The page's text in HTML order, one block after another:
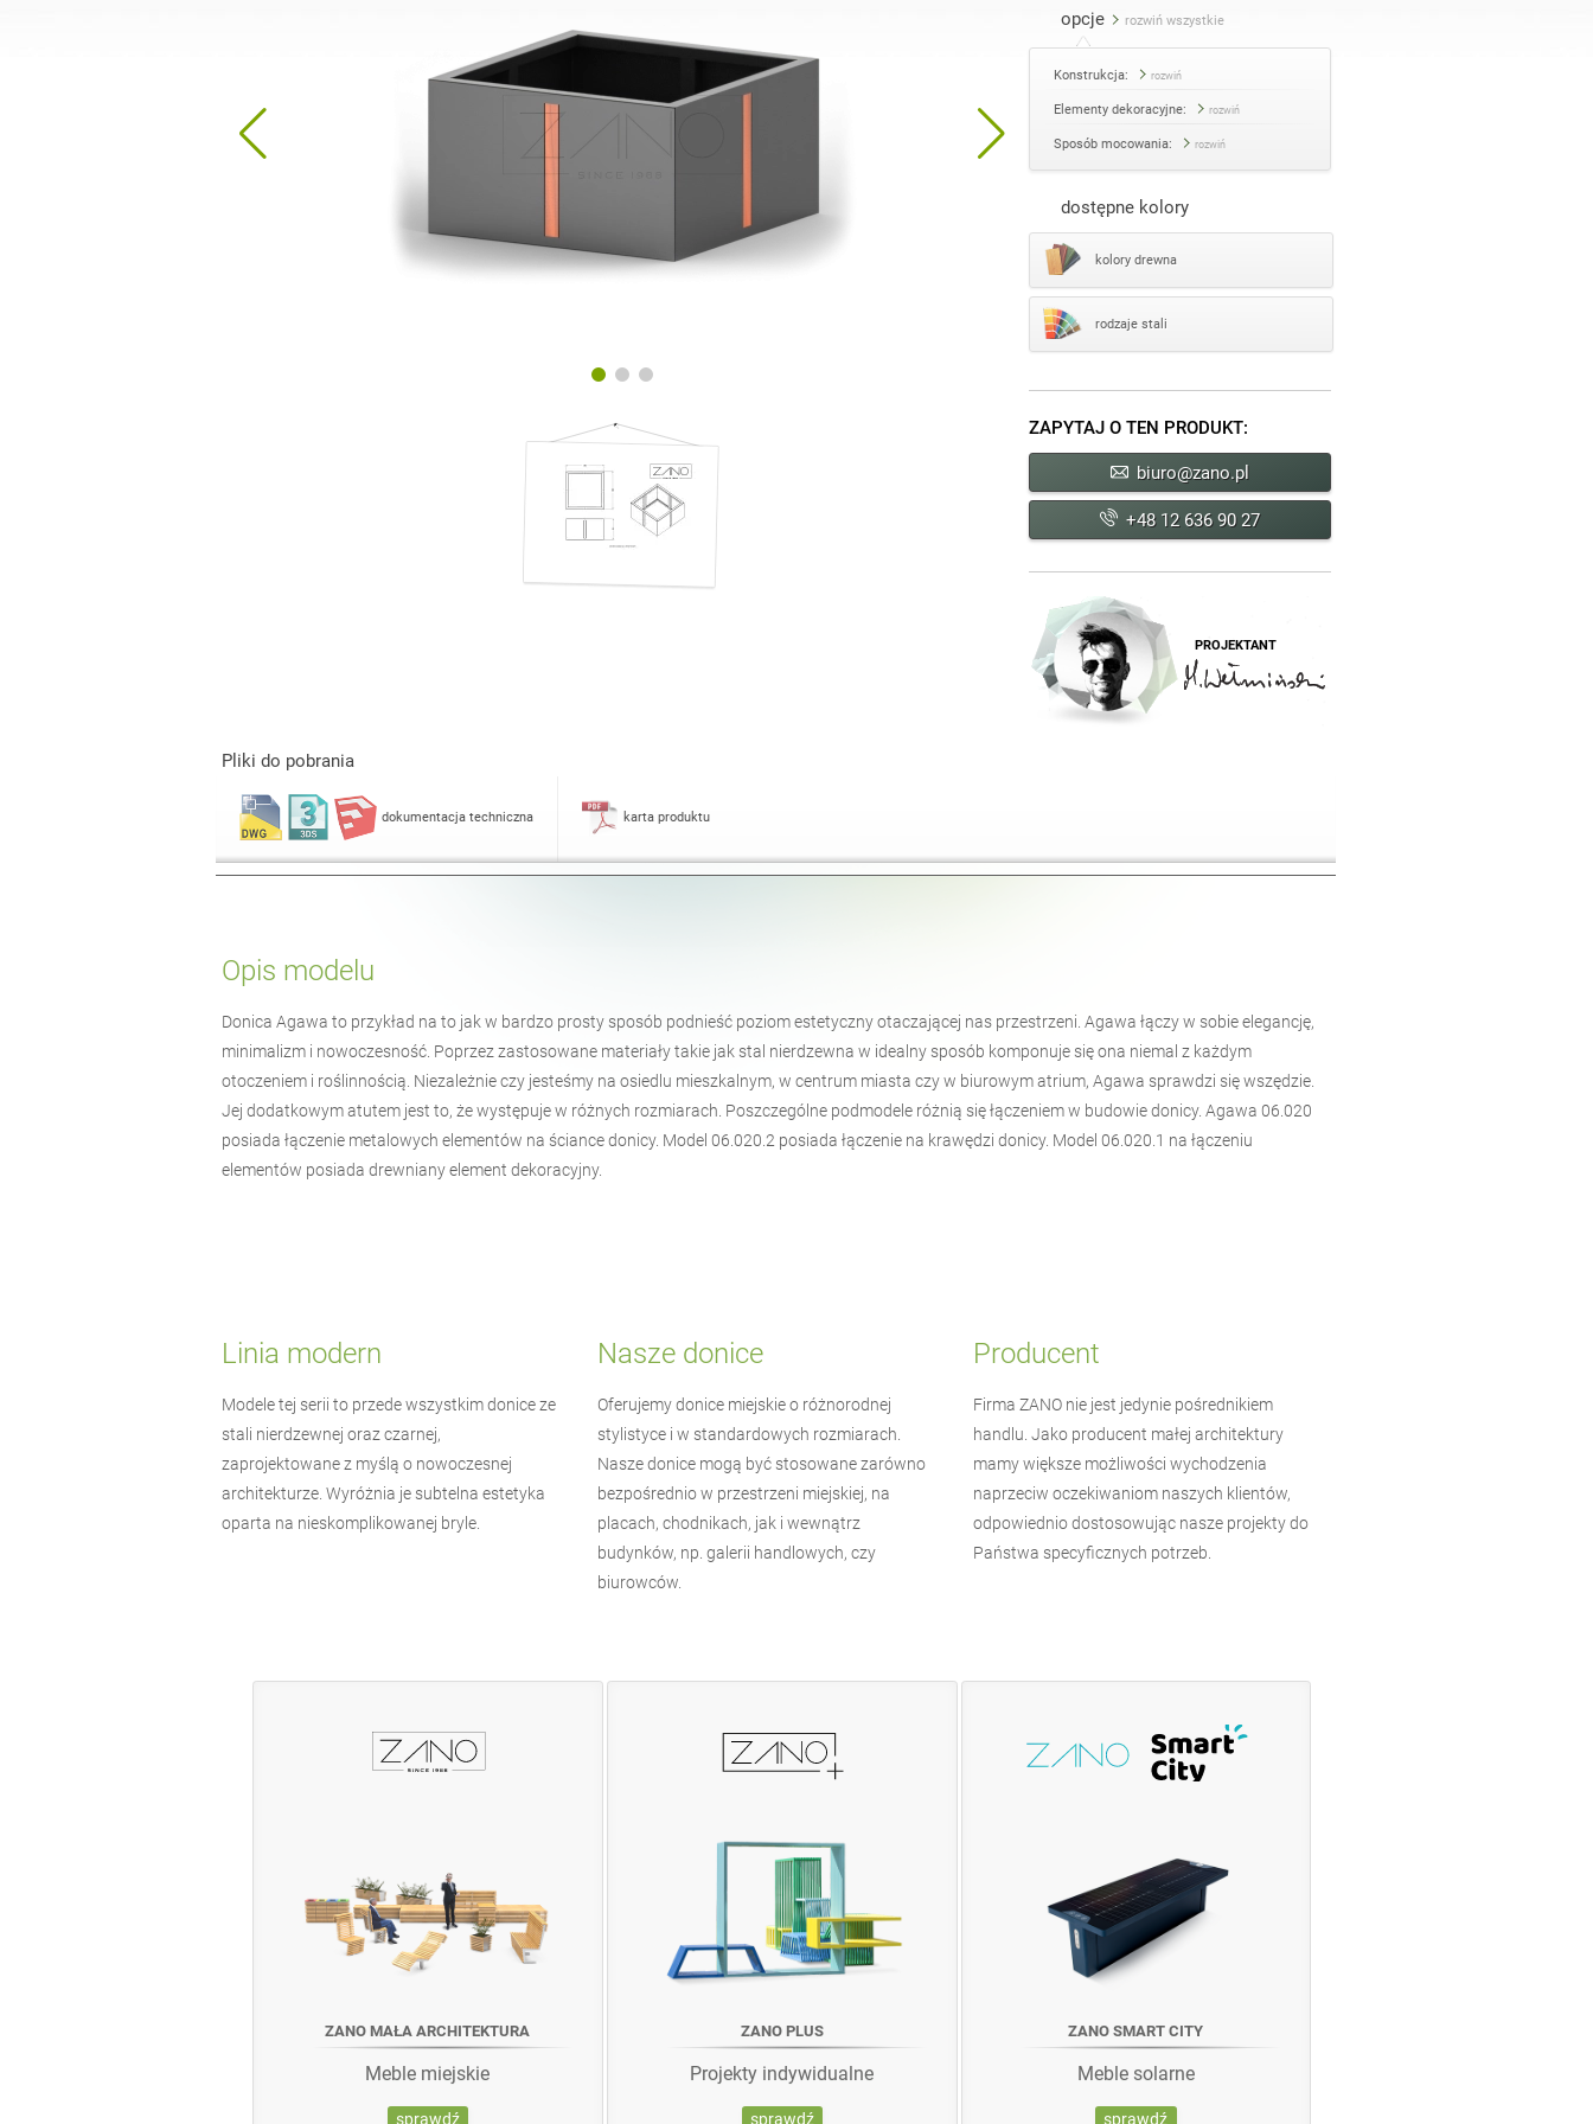
opcje rozwiń wszystkie
Konstrukcja: rozwiń
Elementy dekoracyjne: rozwiń
Sposób mocowania: rozwiń
dostępne kolory
kolory drewna
rodzaje stali
ZAPYTAJ O TEN PRODUKT:
biuro@zano.pl
+48 12 636 90 27
PROJEKTANT
Pliki do pobrania
dokumentacja techniczna karta produktu
Opis modelu
Donica Agawa to przykład na to jak w bardzo prosty sposób podnieść poziom estetyczny otaczającej nas przestrzeni. Agawa łączy w sobie elegancję,
minimalizm i nowoczesność. Poprzez zastosowane materiały takie jak stal nierdzewna w idealny sposób komponuje się ona niemal z każdym
otoczeniem i roślinnością. Niezależnie czy jesteśmy na osiedlu mieszkalnym, w centrum miasta czy w biurowym atrium, Agawa sprawdzi się wszędzie.
Jej dodatkowym atutem jest to, że występuje w różnych rozmiarach. Poszczególne podmodele różnią się łączeniem w budowie donicy. Agawa 06.020
posiada łączenie metalowych elementów na ściance donicy. Model 06.020.2 posiada łączenie na krawędzi donicy. Model 06.020.1 na łączeniu
elementów posiada drewniany element dekoracyjny.
Linia modern
Modele tej serii to przede wszystkim donice ze
stali nierdzewnej oraz czarnej,
zaprojektowane z myślą o nowoczesnej
architekturze. Wyróżnia je subtelna estetyka
oparta na nieskomplikowanej bryle.
Nasze donice
Oferujemy donice miejskie o różnorodnej
stylistyce i w standardowych rozmiarach.
Nasze donice mogą być stosowane zarówno
bezpośrednio w przestrzeni miejskiej, na
placach, chodnikach, jak i wewnątrz
budynków, np. galerii handlowych, czy
biurowców.
Producent
Firma ZANO nie jest jedynie pośrednikiem
handlu. Jako producent małej architektury
mamy większe możliwości wychodzenia
naprzeciw oczekiwaniom naszych klientów,
odpowiednio dostosowując nasze projekty do
Państwa specyficznych potrzeb.
ZANO MAŁA ARCHITEKTURA
Meble miejskie
sprawdź
ZANO PLUS
Projekty indywidualne
sprawdź
ZANO SMART CITY
Meble solarne
sprawdź